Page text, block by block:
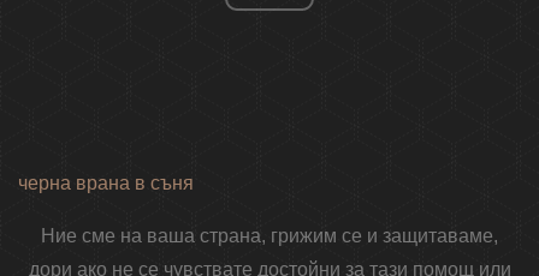
черна врана в съня
Ние сме на ваша страна, грижим се и защитаваме,
дори ако не се чувствате достойни за тази помощ или